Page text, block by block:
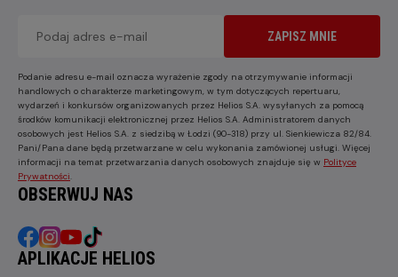
ZAPISZ MNIE
Podanie adresu e-mail oznacza wyrażenie zgody na otrzymywanie informacji
handlowych o charakterze marketingowym, w tym dotyczących repertuaru,
wydarzeń i konkursów organizowanych przez Helios S.A. wysyłanych za pomocą
środków komunikacji elektronicznej przez Helios S.A. Administratorem danych
osobowych jest Helios S.A. z siedzibą w Łodzi (90-318) przy ul. Sienkiewicza 82/84.
Pani/Pana dane będą przetwarzane w celu wykonania zamówionej usługi. Więcej
informacji na temat przetwarzania danych osobowych znajduje się w Polityce
Prywatności
OBSERWUJ NAS
APLIKACJE HELIOS